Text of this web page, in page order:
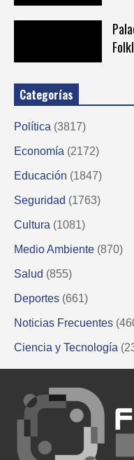
Categorías
Política (3817)
Economía (2172)
Educación (1847)
Seguridad (1763)
Cultura (1081)
Medio Ambiente (870)
Salud (855)
Deportes (661)
Noticias Frecuentes
Ciencia y Tecnología